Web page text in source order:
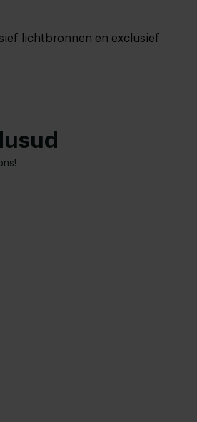
lichtbronnen en exclusief